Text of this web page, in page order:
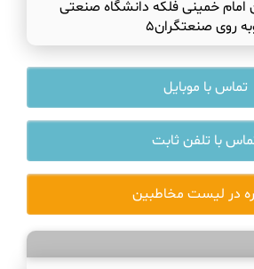
امام خمینی فلکه دانشگاه صنعتی
روی صنعتگران۵
تماس با موبایل
با تلفن ثابت
در لیست مخاطبین